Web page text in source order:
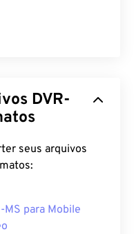
seus arquivos
MS para Mobile